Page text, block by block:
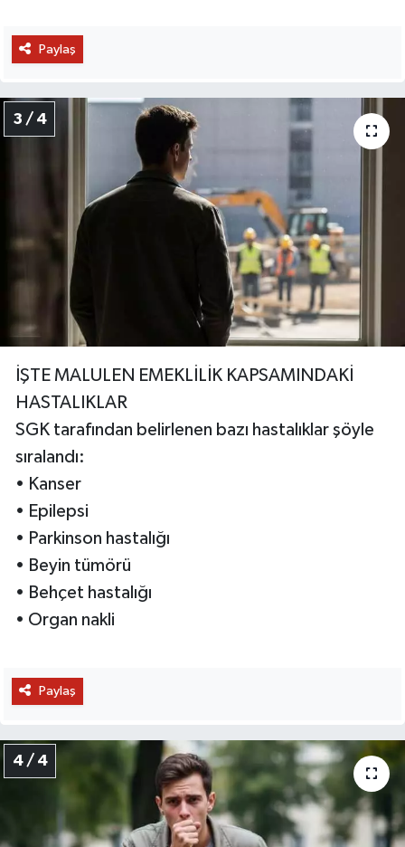
Paylaş
3 / 4
İŞTE MALULEN EMEKLİLİK KAPSAMINDAKİ
HASTALIKLAR
SGK tarafından belirlenen bazı hastalıklar şöyle
sıralandı:
• Kanser
• Epilepsi
• Parkinson hastalığı
• Beyin tümörü
• Behçet hastalığı
• Organ nakli
Paylaş
4 / 4